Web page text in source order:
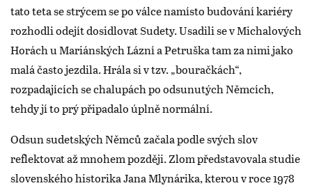
tato teta se strýcem se po válce namísto budování kariéry
rozhodli odejít dosidlovat Sudety. Usadili se v Michalových
Horách u Mariánských Lázní a Petruška tam za nimi jako
malá často jezdila. Hrála si v tzv. „bouračkách“,
rozpadajících se chalupách po odsunutých Němcích,
tehdy jí to prý připadalo úplně normální.
Odsun sudetských Němců začala podle svých slov
reflektovat až mnohem později. Zlom představovala studie
slovenského historika Jana Mlynárika, kterou v roce 1978